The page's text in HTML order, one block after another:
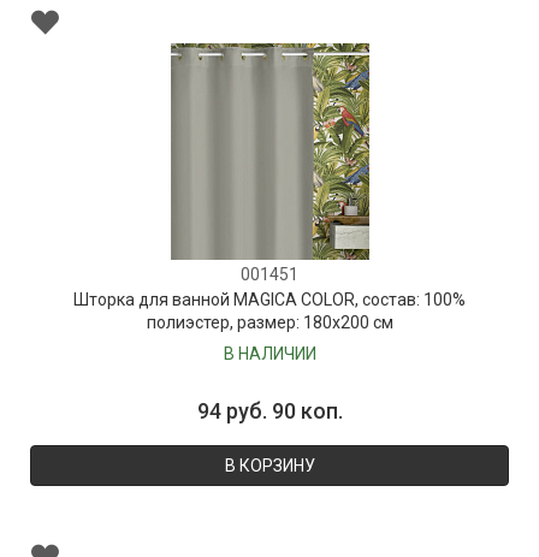
001451
Шторка для ванной MAGICA COLOR, состав: 100%
полиэстер, размер: 180х200 см
В НАЛИЧИИ
94 руб. 90 коп.
В КОРЗИНУ